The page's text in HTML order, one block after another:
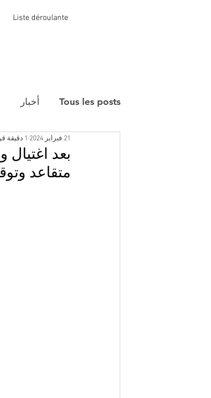
Liste déroulante
Tous les posts أخبار
بعد
متقاعد
21 فبراير 2024 1 دقيقة قراءة